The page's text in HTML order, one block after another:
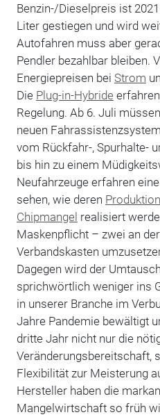
Benzin-/Dieselpreis ist
Liter gestiegen und wird
Autofahren muss aber
Pendler bezahlbar bleiben.
Energiepreisen bei Strom
Die Plug-in-Hybride
Regelung. Ab 6. Juli
neuen
vom Rückfahr-, Spurhalte-
bis hin zu einem
Neufahrzeuge erfahren
sehen, wie deren Produktion
Chipmangel realisiert
Maskenpflicht – zwei an
Verbandskasten
Dagegen wird der
sprichwörtlich weniger ins
in unserer Branche im
Jahre Pandemie bewältigt
dritte Jahr nicht nur die
Veränderungsbereitschaft,
Flexibilität zur Meisterung
Hersteller haben die
Mangelwirtschaft so früh